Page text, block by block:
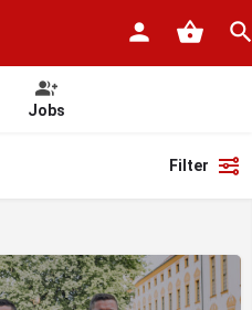
Jobs
Filter